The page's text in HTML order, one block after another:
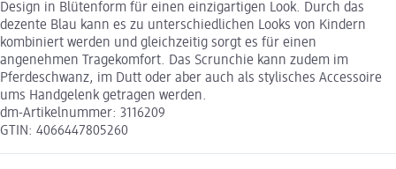
Design in Blütenform für einen einzigartigen Look. Durch das
dezente Blau kann es zu unterschiedlichen Looks von Kindern
kombiniert werden und gleichzeitig sorgt es für einen
angenehmen Tragekomfort. Das Scrunchie kann zudem im
Pferdeschwanz, im Dutt oder aber auch als stylisches Accessoire
ums Handgelenk getragen werden.
dm-Artikelnummer: 3116209
GTIN: 4066447805260